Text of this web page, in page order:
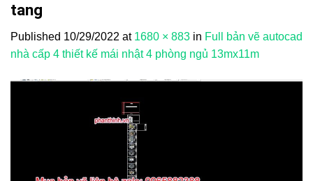
tang
Published 10/29/2022 at 1680 × 883 in Full bản vẽ autocad
nhà cấp 4 thiết kế mái nhật 4 phòng ngủ 13mx11m